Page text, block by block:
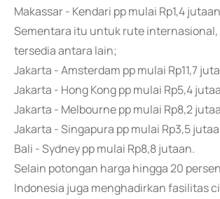
Makassar - Kendari pp mulai Rp1,4
Sementara itu untuk rute internasional,
tersedia antara lain;
Jakarta - Amsterdam pp mulai Rp11,7
Jakarta - Hong Kong pp mulai Rp5,4
Jakarta - Melbourne pp mulai Rp8,2
Jakarta - Singapura pp mulai Rp3,5
Bali - Sydney pp mulai Rp8,8 jutaan.
Selain potongan harga hingga 20
Indonesia juga menghadirkan fasilitas